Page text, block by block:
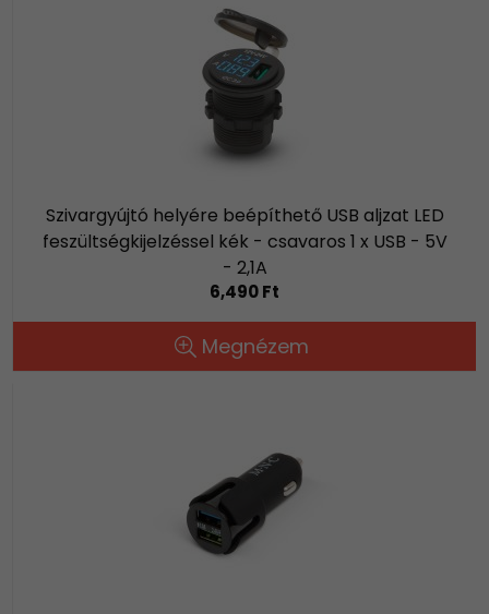
Szivargyújtó helyére beépíthető USB aljzat LED
feszültségkijelzéssel kék - csavaros 1 x USB - 5V
- 2,1A
6,490 Ft
Megnézem